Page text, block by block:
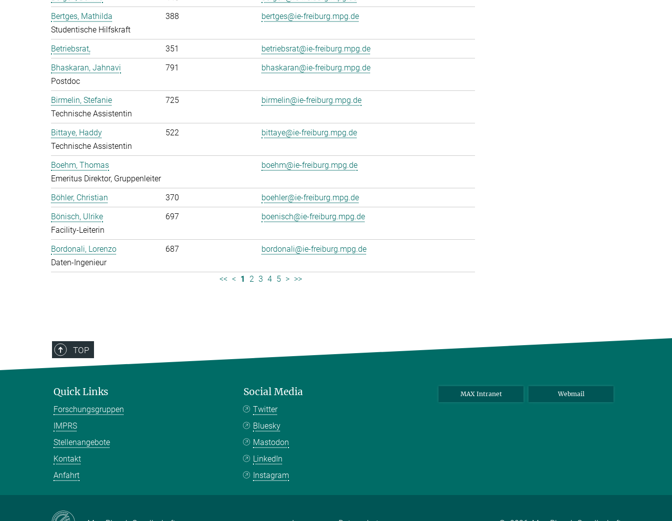
Bertges, Mathilda
Studentische Hilfskraft
388 bertges@ie-freiburg.mpg.de
Betriebsrat, 351
betriebsrat@ie-freiburg.mpg.de
Bhaskaran, Jahnavi
Postdoc
791 bhaskaran@ie-freiburg.mpg.de
Birmelin, Stefanie
Technische Assistentin
725 birmelin@ie-freiburg.mpg.de
Bittaye, Haddy
Technische Assistentin
522 bittaye@ie-freiburg.mpg.de
Boehm, Thomas
Emeritus Direktor, Gruppenleiter
boehm@ie-freiburg.mpg.de
Böhler, Christian 370
boehler@ie-freiburg.mpg.de
Bönisch, Ulrike
Facility-Leiterin
697 boenisch@ie-freiburg.mpg.de
Bordonali, Lorenzo
Daten-Ingenieur
687 bordonali@ie-freiburg.mpg.de
<< < 1 2 3 4 5 > >>
TOP
Quick Links
Forschungsgruppen
IMPRS
Stellenangebote
Kontakt
Anfahrt
Social Media
Twitter
Bluesky
Mastodon
LinkedIn
Instagram
MAX Intranet Webmail